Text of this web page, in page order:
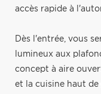
accès rapide à
Dès l'entrée, vous
lumineux aux
concept à aire
et la cuisine haut